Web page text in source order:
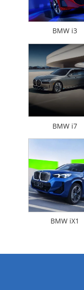
BMW i3
BMW i7
BMW iX1